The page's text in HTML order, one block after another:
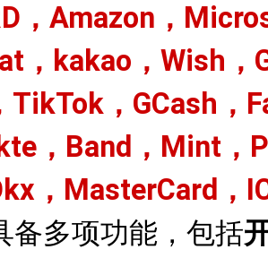
，Amazon，
，kakao，Wish，
TikTok，GCash，
，Band，Mint，
，MasterCard，
备多项功能，包括